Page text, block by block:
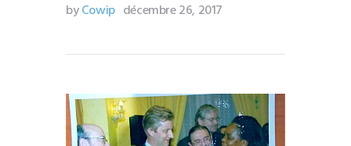
byCowip décembre 26, 2017